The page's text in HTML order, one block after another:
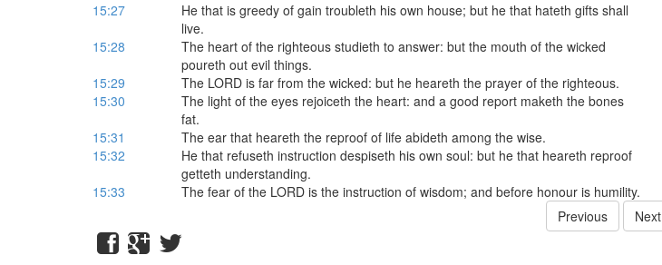
15:27
He that is greedy of gain troubleth his own house; but he that hateth gifts shall
live.
15:28
The heart of the righteous studieth to answer: but the mouth of the wicked
poureth out evil things.
15:29
The LORD is far from the wicked: but he heareth the prayer of the righteous.
15:30
The light of the eyes rejoiceth the heart: and a good report maketh the bones
fat.
15:31
The ear that heareth the reproof of life abideth among the wise.
15:32
He that refuseth instruction despiseth his own soul: but he that heareth reproof
getteth understanding.
15:33
The fear of the LORD is the instruction of wisdom; and before honour is humility.
Previous
Next